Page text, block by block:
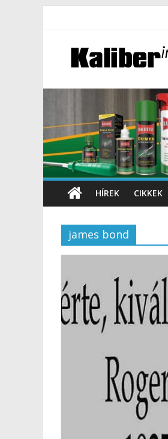
HÍREK CIKKEK
james bond